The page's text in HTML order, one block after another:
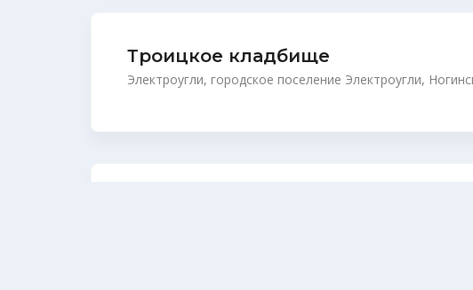
Троицкое кладбище
Электроугли, городское поселение Электроугли,